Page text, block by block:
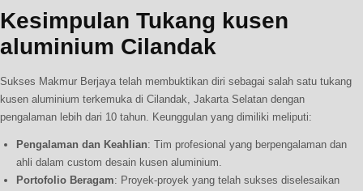
Kesimpulan Tukang kusen
aluminium Cilandak
Sukses Makmur Berjaya telah membuktikan diri sebagai salah satu tukang
kusen aluminium terkemuka di Cilandak, Jakarta Selatan dengan
pengalaman lebih dari 10 tahun. Keunggulan yang dimiliki meliputi:
Pengalaman dan Keahlian: Tim profesional yang berpengalaman dan
ahli dalam custom desain kusen aluminium.
Portofolio Beragam: Proyek-proyek yang telah sukses diselesaikan